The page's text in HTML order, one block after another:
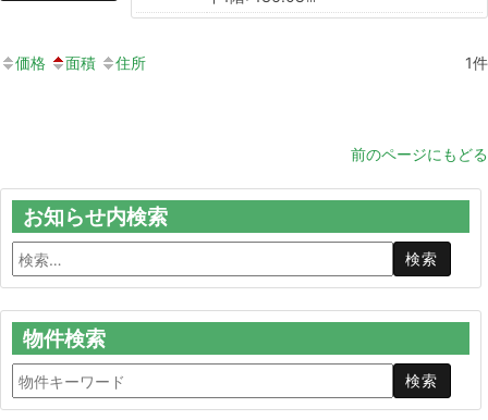
価格 面積 住所 1件
前のページにもどる
お知らせ内検索
物件検索